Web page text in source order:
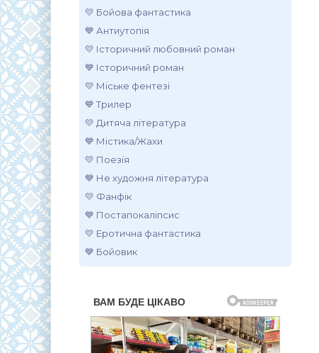
💛 Бойова фантастика
💙 Антиутопія
💛 Історичний любовний роман
💙 Історичний роман
💛 Міське фентезі
💙 Трилер
💛 Дитяча література
💙 Містика/Жахи
💛 Поезія
💙 Не художня література
💛 Фанфік
💙 Постапокаліпсис
💛 Еротична фантастика
💙 Бойовик